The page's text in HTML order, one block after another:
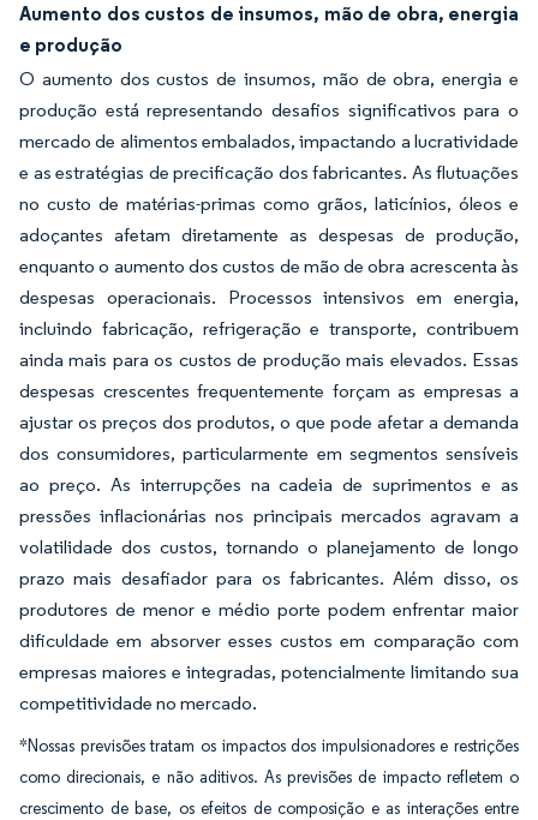
Aumento dos custos de insumos, mão de obra, energia
e produção
O aumento dos custos de insumos, mão de obra, energia e
produção está representando desafios significativos para o
mercado de alimentos embalados, impactando a lucratividade
e as estratégias de precificação dos fabricantes. As flutuações
no custo de matérias-primas como grãos, laticínios, óleos e
adoçantes afetam diretamente as despesas de produção,
enquanto o aumento dos custos de mão de obra acrescenta às
despesas operacionais. Processos intensivos em energia,
incluindo fabricação, refrigeração e transporte, contribuem
ainda mais para os custos de produção mais elevados. Essas
despesas crescentes frequentemente forçam as empresas a
ajustar os preços dos produtos, o que pode afetar a demanda
dos consumidores, particularmente em segmentos sensíveis
ao preço. As interrupções na cadeia de suprimentos e as
pressões inflacionárias nos principais mercados agravam a
volatilidade dos custos, tornando o planejamento de longo
prazo mais desafiador para os fabricantes. Além disso, os
produtores de menor e médio porte podem enfrentar maior
dificuldade em absorver esses custos em comparação com
empresas maiores e integradas, potencialmente limitando sua
competitividade no mercado.
*Nossas previsões tratam os impactos dos impulsionadores e restrições
como direcionais, e não aditivos. As previsões de impacto refletem o
crescimento de base, os efeitos de composição e as interações entre